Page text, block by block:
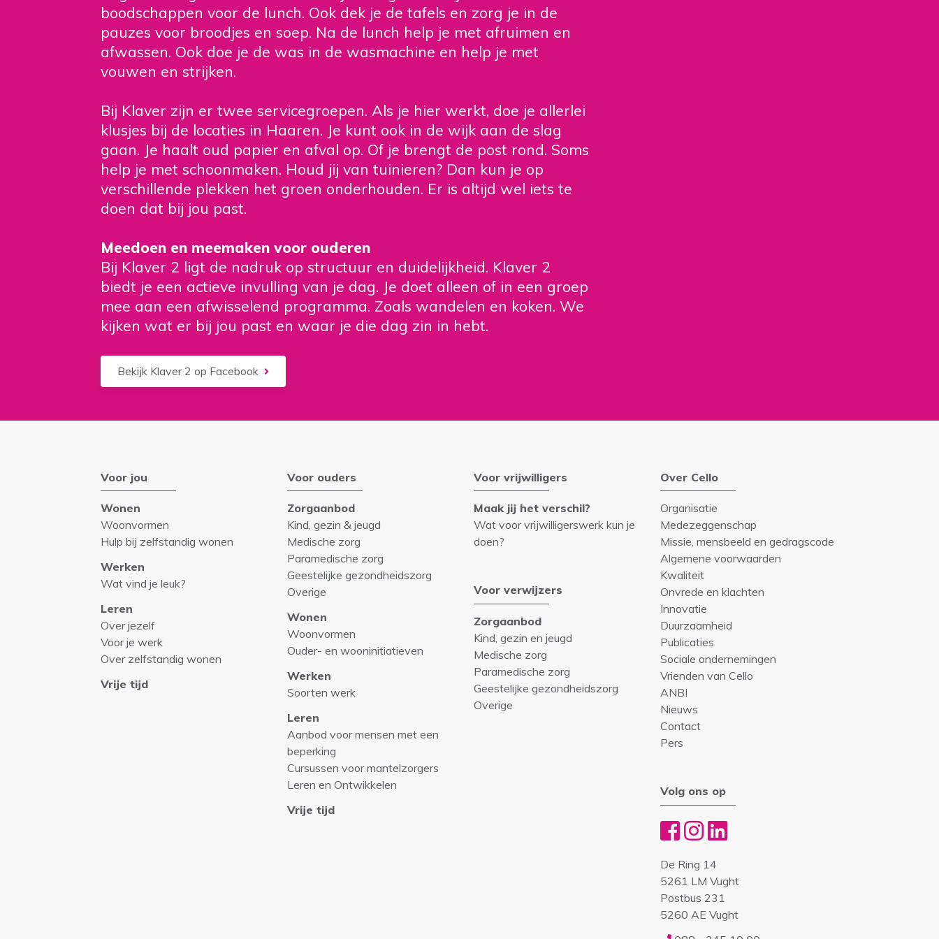
boodschappen voor de lunch. Ook dek je de tafels en zorg je in de
pauzes voor broodjes en soep. Na de lunch help je met afruimen en
afwassen. Ook doe je de was in de wasmachine en help je met
vouwen en strijken.
Bij Klaver zijn er twee servicegroepen. Als je hier werkt, doe je allerlei
klusjes bij de locaties in Haaren. Je kunt ook in de wijk aan de slag
gaan. Je haalt oud papier en afval op. Of je brengt de post rond. Soms
help je met schoonmaken. Houd jij van tuinieren? Dan kun je op
verschillende plekken het groen onderhouden. Er is altijd wel iets te
doen dat bij jou past.
Meedoen en meemaken voor ouderen
Bij Klaver 2 ligt de nadruk op structuur en duidelijkheid. Klaver 2
biedt je een actieve invulling van je dag. Je doet alleen of in een groep
mee aan een afwisselend programma. Zoals wandelen en koken. We
kijken wat er bij jou past en waar je die dag zin in hebt.
Bekijk Klaver 2 op Facebook
Voor jou
Wonen
Woonvormen
Hulp bij zelfstandig wonen
Werken
Wat vind je leuk?
Leren
Over jezelf
Voor je werk
Over zelfstandig wonen
Vrije tijd
Voor ouders
Zorgaanbod
Kind, gezin & jeugd
Medische zorg
Paramedische zorg
Geestelijke gezondheidszorg
Overige
Wonen
Woonvormen
Ouder- en wooninitiatieven
Werken
Soorten werk
Leren
Aanbod voor mensen met een
beperking
Cursussen voor mantelzorgers
Leren en Ontwikkelen
Vrije tijd
Voor vrijwilligers
Maak jij het verschil?
Wat voor vrijwilligerswerk kun je
doen?
Voor verwijzers
Zorgaanbod
Kind, gezin en jeugd
Medische zorg
Paramedische zorg
Geestelijke gezondheidszorg
Overige
Over Cello
Organisatie
Medezeggenschap
Missie, mensbeeld en gedragscode
Algemene voorwaarden
Kwaliteit
Onvrede en klachten
Innovatie
Duurzaamheid
Publicaties
Sociale ondernemingen
Vrienden van Cello
ANBI
Nieuws
Contact
Pers
Volg ons op
De Ring 14
5261 LM Vught
Postbus 231
5260 AE Vught